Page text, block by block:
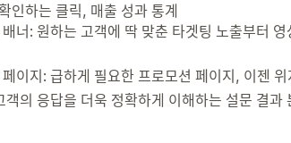
인하는 클릭, 매출 성과 통계
너: 원하는 고객에 딱 맞춘 타겟팅 노출부터
이지: 급하게 필요한 프로모션 페이지, 이젠
객의 응답을 더욱 정확하게 이해하는 설문 결과